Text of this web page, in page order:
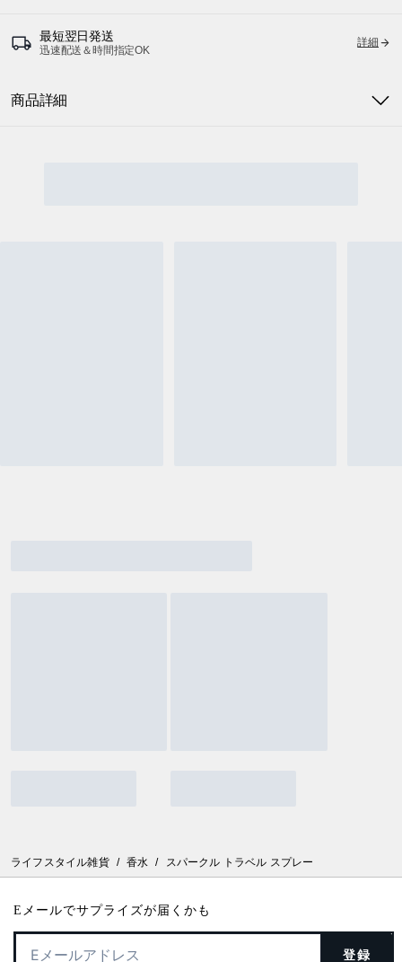
最短翌日発送
迅速配送＆時間指定OK
詳細
商品詳細
ライフスタイル雑貨 / 香水 / スパークル トラベル スプレー
Eメールでサプライズが届くかも
登録